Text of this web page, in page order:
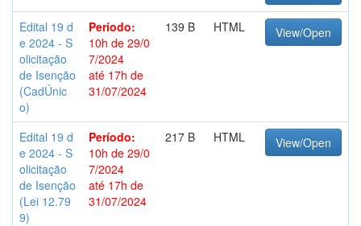
Edital 19 d
e 2024 - S
olicitação
de Isenção
(CadÚnic
o)
Período:
10h de 29/0
7/2024
até 17h de
31/07/2024
139 B HTML View/Open
Edital 19 d
e 2024 - S
olicitação
de Isenção
(Lei 12.79
9)
Período:
10h de 29/0
7/2024
até 17h de
31/07/2024
217 B HTML View/Open